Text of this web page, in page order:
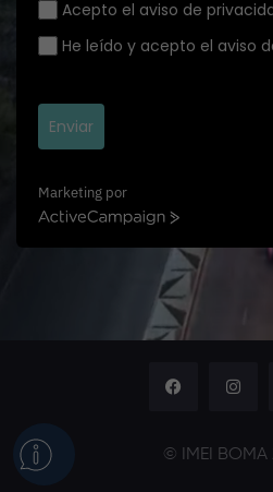
Acepto el aviso de
He leído y acepto el aviso
Enviar
Marketing por
A
a
i
© IMEI BOMA